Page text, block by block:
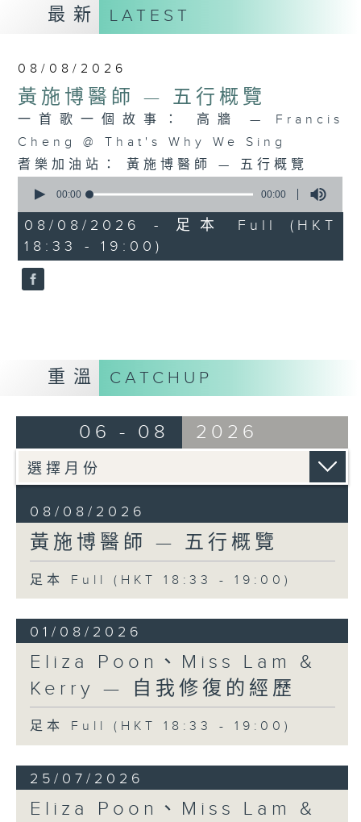
最新 LATEST
08/08/2026
黃施博醫師 — 五行概覽
一首歌一個故事： 高牆 — Francis
Cheng @ That's Why We Sing
耆樂加油站： 黃施博醫師 — 五行概覽
seconds
0
seconds
00:00 00:00
08/08/2026 - 足本 Full (HKT
18:33 - 19:00)
重溫 CATCHUP
06 - 08 2026
08/08/2026
黃施博醫師 — 五行概覽
足本 Full (HKT 18:33 - 19:00)
01/08/2026
Eliza Poon、Miss Lam &
Kerry — 自我修復的經歷
足本 Full (HKT 18:33 - 19:00)
25/07/2026
Eliza Poon、Miss Lam &